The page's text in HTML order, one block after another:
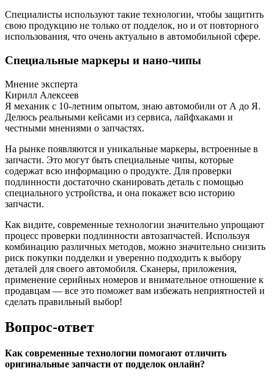
Специалисты используют такие технологии, чтобы защитить
свою продукцию не только от подделок, но и от повторного
использования, что очень актуально в автомобильной сфере.
Специальные маркеры и нано-чипы
Мнение эксперта
Кирилл Алексеев
Я механик с 10-летним опытом, знаю автомобили от А до Я.
Делюсь реальными кейсами из сервиса, лайфхаками и
честными мнениями о запчастях.
На рынке появляются и уникальные маркеры, встроенные в
запчасти. Это могут быть специальные чипы, которые
содержат всю информацию о продукте. Для проверки
подлинности достаточно сканировать деталь с помощью
специального устройства, и она покажет всю историю
запчасти.
Как видите, современные технологии значительно упрощают
процесс проверки подлинности автозапчастей. Используя
комбинацию различных методов, можно значительно снизить
риск покупки подделки и уверенно подходить к выбору
деталей для своего автомобиля. Сканеры, приложения,
применение серийных номеров и внимательное отношение к
продавцам — все это поможет вам избежать неприятностей и
сделать правильный выбор!
Вопрос-ответ
Как современные технологии помогают отличить
оригинальные запчасти от подделок онлайн?